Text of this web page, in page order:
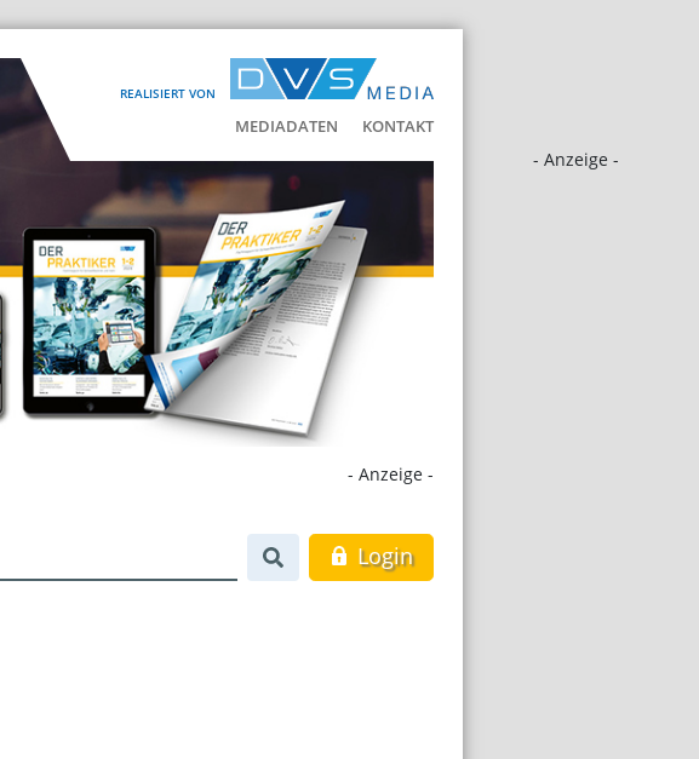
REALISIERT VON
MEDIADATEN KONTAKT
- Anzeige -
- Anzeige -
Login